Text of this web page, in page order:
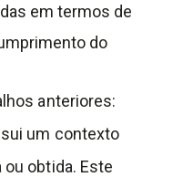
em termos de
do
anteriores:
um contexto
obtida. Este